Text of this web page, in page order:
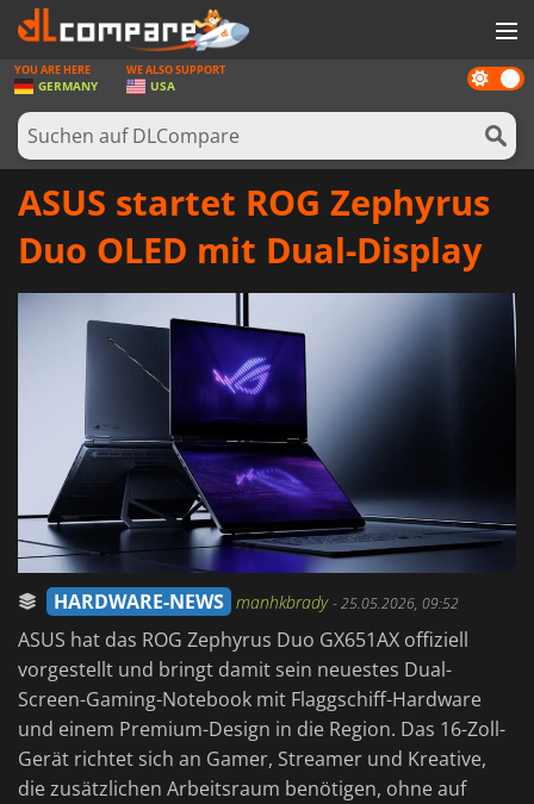
SPIELE
SPIEL KARTEN
SOFTWARE
NACHRICHTEN
ANMELDEN ODER REGISTRIEREN
Dark
mode
YOU ARE HERE
GERMANY
WE ALSO SUPPORT
USA
ASUS startet ROG Zephyrus
Duo OLED mit Dual-Display
HARDWARE-NEWS manhkbrady-25.05.2026, 09:52
ASUS hat das ROG Zephyrus Duo GX651AX offiziell
vorgestellt und bringt damit sein neuestes Dual-
Screen-Gaming-Notebook mit Flaggschiff-Hardware
und einem Premium-Design in die Region. Das 16-Zoll-
Gerät richtet sich an Gamer, Streamer und Kreative,
die zusätzlichen Arbeitsraum benötigen, ohne auf